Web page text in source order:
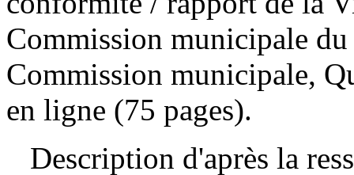
Commission municipale
Commission municipale,
en ligne (75 pages).
Description d'après la